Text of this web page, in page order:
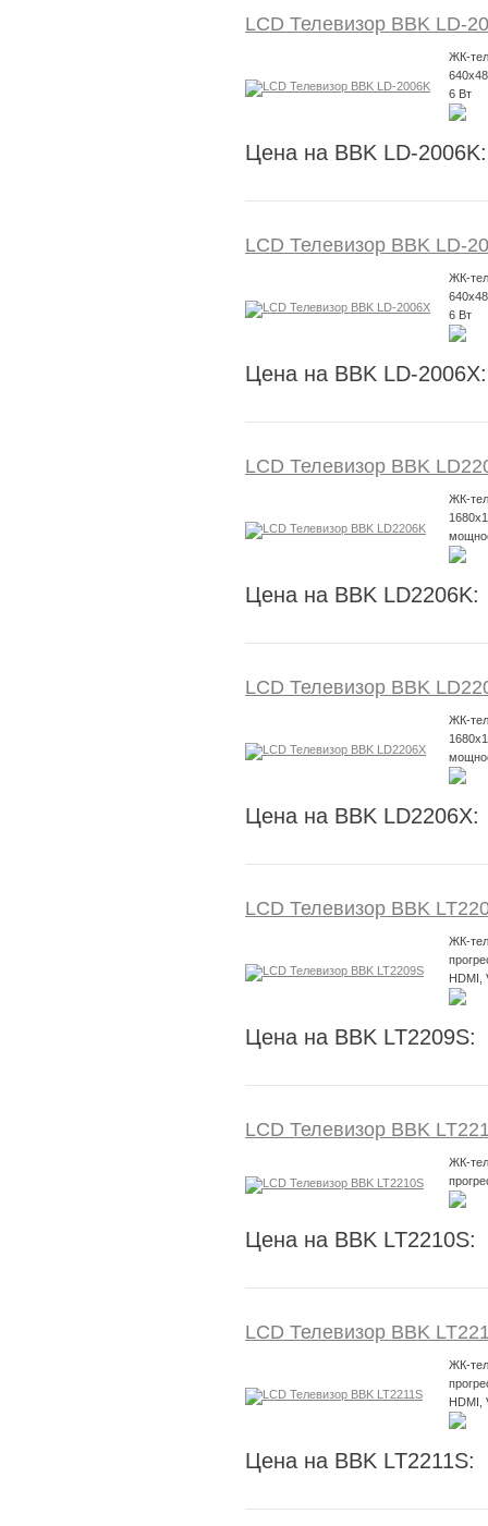
LCD Телевизор BBK LD-
ЖК-
6 Вт
Цена на BBK LD-2006K:
LCD Телевизор BBK LD-
ЖК-
6 Вт
Цена на BBK LD-2006X:
LCD Телевизор BBK
ЖК-
Цена на BBK LD2206K:
LCD Телевизор BBK
ЖК-
Цена на BBK LD2206X:
LCD Телевизор BBK
ЖК-
HDMI,
Цена на BBK LT2209S:
LCD Телевизор BBK
ЖК-
Цена на BBK LT2210S:
LCD Телевизор BBK
ЖК-
HDMI,
Цена на BBK LT2211S: